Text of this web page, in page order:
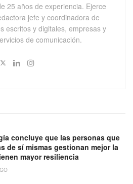
25 años de experiencia. Ejerce
jefe y coordinadora de
escritos y digitales, empresas y
de comunicación.
concluye que las personas que
de sí mismas gestionan mejor la
mayor resiliencia